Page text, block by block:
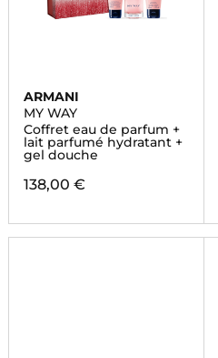
ARMANI
MY WAY
Coffret eau de parfum +
lait parfumé hydratant +
gel douche
138,00 €